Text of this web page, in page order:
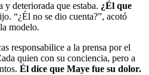
y deteriorada que estaba. ¿Él que
“¿Él no se dio cuenta?”, acotó
modelo.
responsabilice a la prensa por el
quien con su conciencia, pero a
Él dice que Maye fue su dolor.